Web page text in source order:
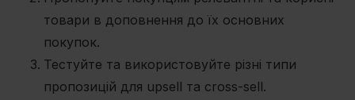
товари в доповнення до їх основних
покупок.
Тестуйте та використовуйте різні типи
пропозицій для upsell та cross-sell.